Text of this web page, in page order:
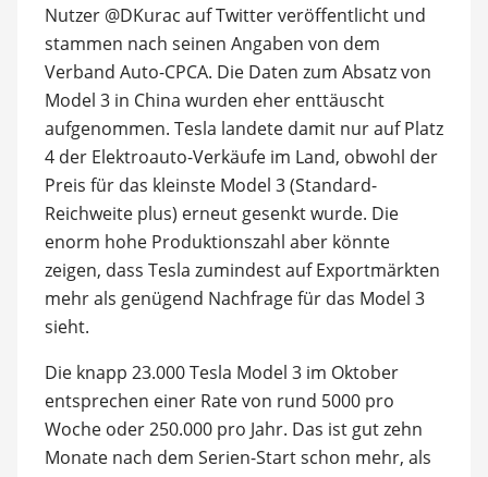
Nutzer @DKurac auf Twitter veröffentlicht und
stammen nach seinen Angaben von dem
Verband Auto-CPCA. Die Daten zum Absatz von
Model 3 in China wurden eher enttäuscht
aufgenommen. Tesla landete damit nur auf Platz
4 der Elektroauto-Verkäufe im Land, obwohl der
Preis für das kleinste Model 3 (Standard-
Reichweite plus) erneut gesenkt wurde. Die
enorm hohe Produktionszahl aber könnte
zeigen, dass Tesla zumindest auf Exportmärkten
mehr als genügend Nachfrage für das Model 3
sieht.
Die knapp 23.000 Tesla Model 3 im Oktober
entsprechen einer Rate von rund 5000 pro
Woche oder 250.000 pro Jahr. Das ist gut zehn
Monate nach dem Serien-Start schon mehr, als